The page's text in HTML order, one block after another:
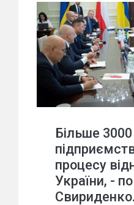
Більше
процесу
України, -
Свириденко.